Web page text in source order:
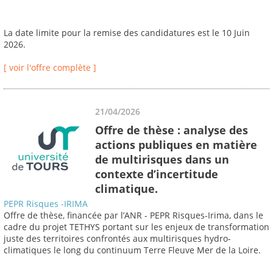
La date limite pour la remise des candidatures est le 10 Juin
2026.
[ voir l'offre complète ]
21/04/2026
Offre de thèse : analyse des
actions publiques en matière
de multirisques dans un
contexte d’incertitude
climatique.
PEPR Risques -IRIMA
Offre de thèse, financée par l’ANR - PEPR Risques-Irima, dans le
cadre du projet TETHYS portant sur les enjeux de transformation
juste des territoires confrontés aux multirisques hydro-
climatiques le long du continuum Terre Fleuve Mer de la Loire.